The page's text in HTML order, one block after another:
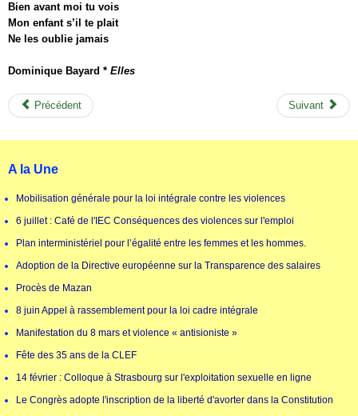
Bien avant moi tu vois
Mon enfant s’il te plait
Ne les oublie jamais
Dominique Bayard * Elles
Précédent Suivant
A la Une
Mobilisation générale pour la loi intégrale contre les violences
6 juillet : Café de l'IEC Conséquences des violences sur l'emploi
Plan interministériel pour l’égalité entre les femmes et les hommes.
Adoption de la Directive européenne sur la Transparence des salaires
Procès de Mazan
8 juin Appel à rassemblement pour la loi cadre intégrale
Manifestation du 8 mars et violence « antisioniste »
Fête des 35 ans de la CLEF
14 février : Colloque à Strasbourg sur l'exploitation sexuelle en ligne
Le Congrès adopte l'inscription de la liberté d'avorter dans la Constitution